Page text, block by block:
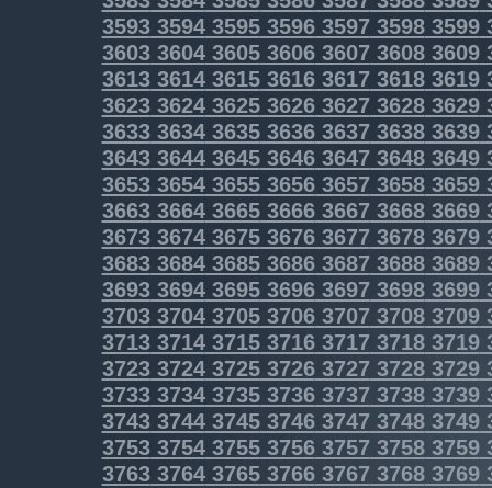
3593359435953596359735983599
3603360436053606360736083609
3613361436153616361736183619
3623362436253626362736283629
3633363436353636363736383639
3643364436453646364736483649
3653365436553656365736583659
3663366436653666366736683669
3673367436753676367736783679
3683368436853686368736883689
3693369436953696369736983699
3703370437053706370737083709
3713371437153716371737183719
37233724372537263727 37283729
37333734373537363737 37383739
37433744374537463747 37483749
37533754375537563757 37583759
37633764376537663767 37683769